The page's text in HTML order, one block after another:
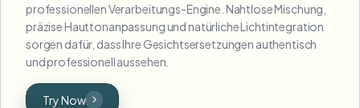
professionellen Verarbeitungs-Engine. Nahtlose Mischung,
präzise Hauttonanpassung und natürliche Lichtintegration
sorgen dafür, dass Ihre Gesichtsersetzungen authentisch
und professionell aussehen.
Try Now